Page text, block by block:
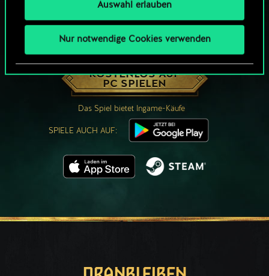
Auswahl erlauben
Nur notwendige Cookies verwenden
KOSTENLOS AUF
PC SPIELEN
Das Spiel bietet Ingame-Käufe
SPIELE AUCH AUF: